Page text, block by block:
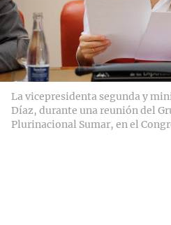
La vicepresidenta segunda y
Díaz, durante una reunión del
Plurinacional Sumar, en el